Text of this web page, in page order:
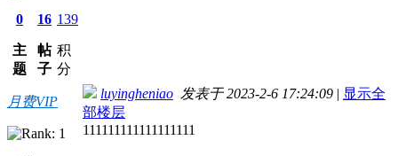
0
主
题
16
帖
子
139
积
分
月费VIP
luyingheniao 发表于 2023-2-6 17:24:09 | 显示全
部楼层
111111111111111111